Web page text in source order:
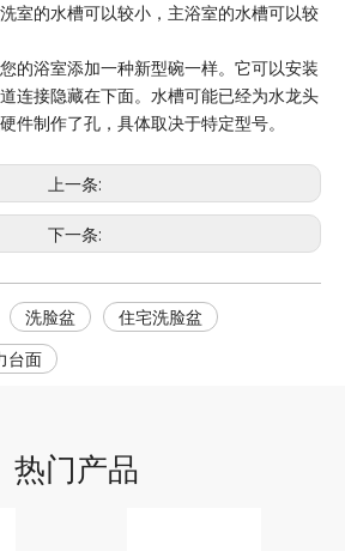
室的水槽可以较小，主浴室的水槽可以较
的浴室添加一种新型碗一样。它可以安装
连接隐藏在下面。水槽可能已经为水龙头
件制作了孔，具体取决于特定型号。
上一条:
下一条:
洗脸盆
住宅洗脸盆
台面
热门产品